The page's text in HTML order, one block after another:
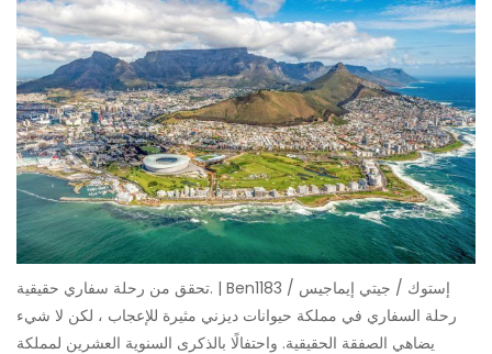
تحقق من رحلة سفاري حقيقية. | Ben1183 / إستوك / جيتي إيماجيس
رحلة السفاري في مملكة حيوانات ديزني مثيرة للإعجاب ، لكن لا شيء
يضاهي الصفقة الحقيقية. واحتفالًا بالذكرى السنوية العشرين لمملكة